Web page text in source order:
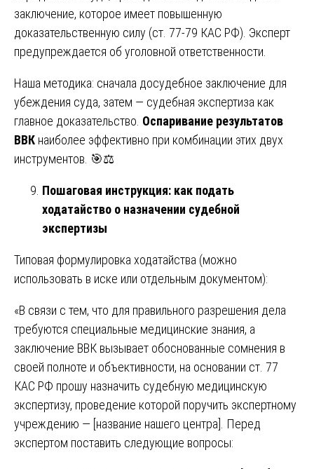
заключение, которое имеет повышенную
доказательственную силу (ст. 77-79 КАС РФ). Эксперт
предупреждается об уголовной ответственности.
Наша методика: сначала досудебное заключение для
убеждения суда, затем — судебная экспертиза как
главное доказательство. Оспаривание результатов
ВВК наиболее эффективно при комбинации этих двух
инструментов. 🎯⚖️
Пошаговая инструкция: как подать
ходатайство о назначении судебной
экспертизы
Типовая формулировка ходатайства (можно
использовать в иске или отдельным документом):
«В связи с тем, что для правильного разрешения дела
требуются специальные медицинские знания, а
заключение ВВК вызывает обоснованные сомнения в
своей полноте и объективности, на основании ст. 77
КАС РФ прошу назначить судебную медицинскую
экспертизу, проведение которой поручить экспертному
учреждению — [название нашего центра]. Перед
экспертом поставить следующие вопросы: